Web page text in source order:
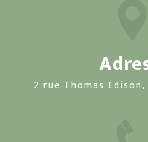
2 rue Thomas